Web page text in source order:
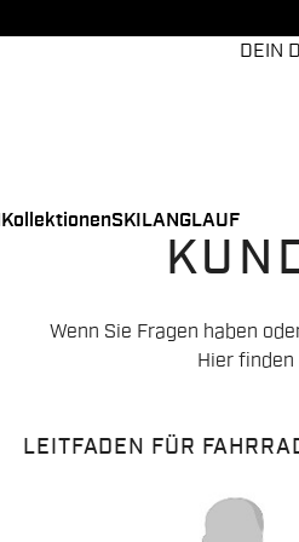
KollektionenSKILANGLAUF
DEIN
Wenn Sie Fragen haben
Hier
LEITFADEN FÜR